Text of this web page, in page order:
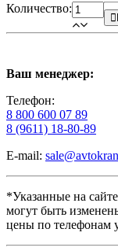
Количество:
Ваш менеджер:
Телефон:
8 800 600 07 89
8 (9611) 18-80-89
E-mail:
*Указанные на
могут быть
цены по телефонам